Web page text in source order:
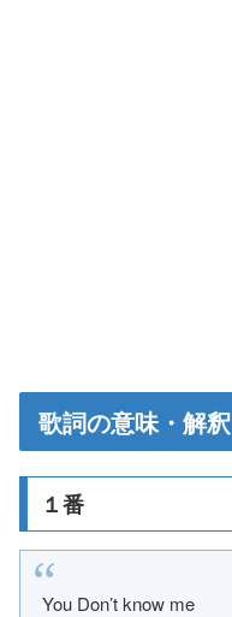
歌詞の意味・解釈
１番
You Don’t know me